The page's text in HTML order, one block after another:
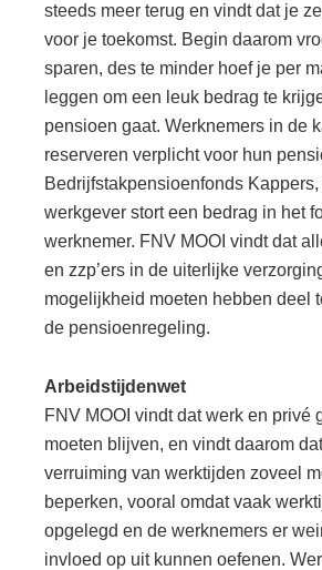
steeds meer terug en vindt dat je
voor je toekomst. Begin daarom
sparen, des te minder hoef je per
leggen om een leuk bedrag te
pensioen gaat. Werknemers in de
reserveren verplicht voor hun
Bedrijfstakpensioenfonds
werkgever stort een bedrag in het
werknemer. FNV MOOI vindt dat
en zzp’ers in de uiterlijke
mogelijkheid moeten hebben deel
de pensioenregeling.
Arbeidstijdenwet
FNV MOOI vindt dat werk en privé
moeten blijven, en vindt daarom
verruiming van werktijden zoveel
beperken, vooral omdat vaak
opgelegd en de werknemers er
invloed op uit kunnen oefenen.